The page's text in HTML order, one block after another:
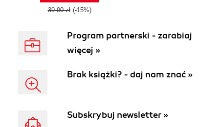
39.90 zł (-15%)
Program partnerski - zarabiaj
więcej »
Brak książki? - daj nam znać »
Subskrybuj newsletter »